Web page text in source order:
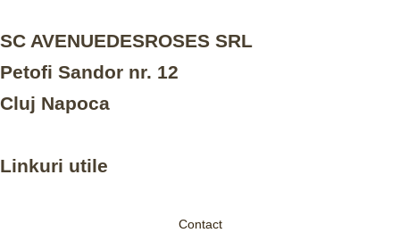
SC AVENUEDESROSES SRL
Petofi Sandor nr. 12
Cluj Napoca
Linkuri utile
Contact